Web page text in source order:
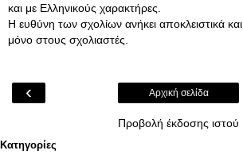
και με Ελληνικούς χαρακτήρες.
Η ευθύνη των σχολίων ανήκει αποκλειστικά και
μόνο στους σχολιαστές.
‹ Αρχική σελίδα
Προβολή έκδοσης ιστού
Κατηγορίες